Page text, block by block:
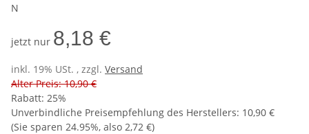
N
jetzt nur 8,18 €
inkl. 19% USt. , zzgl. Versand
Alter Preis: 10,90 €
Rabatt: 25%
Unverbindliche Preisempfehlung des Herstellers: 10,90 €
(Sie sparen 24.95%, also 2,72 €)